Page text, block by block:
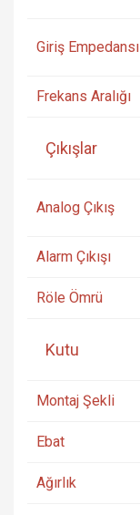
Giriş Empedansı
Frekans Aralığı
Çıkışlar
Analog Çıkış
Alarm Çıkışı
Röle Ömrü
Kutu
Montaj Şekli
Ebat
Ağırlık